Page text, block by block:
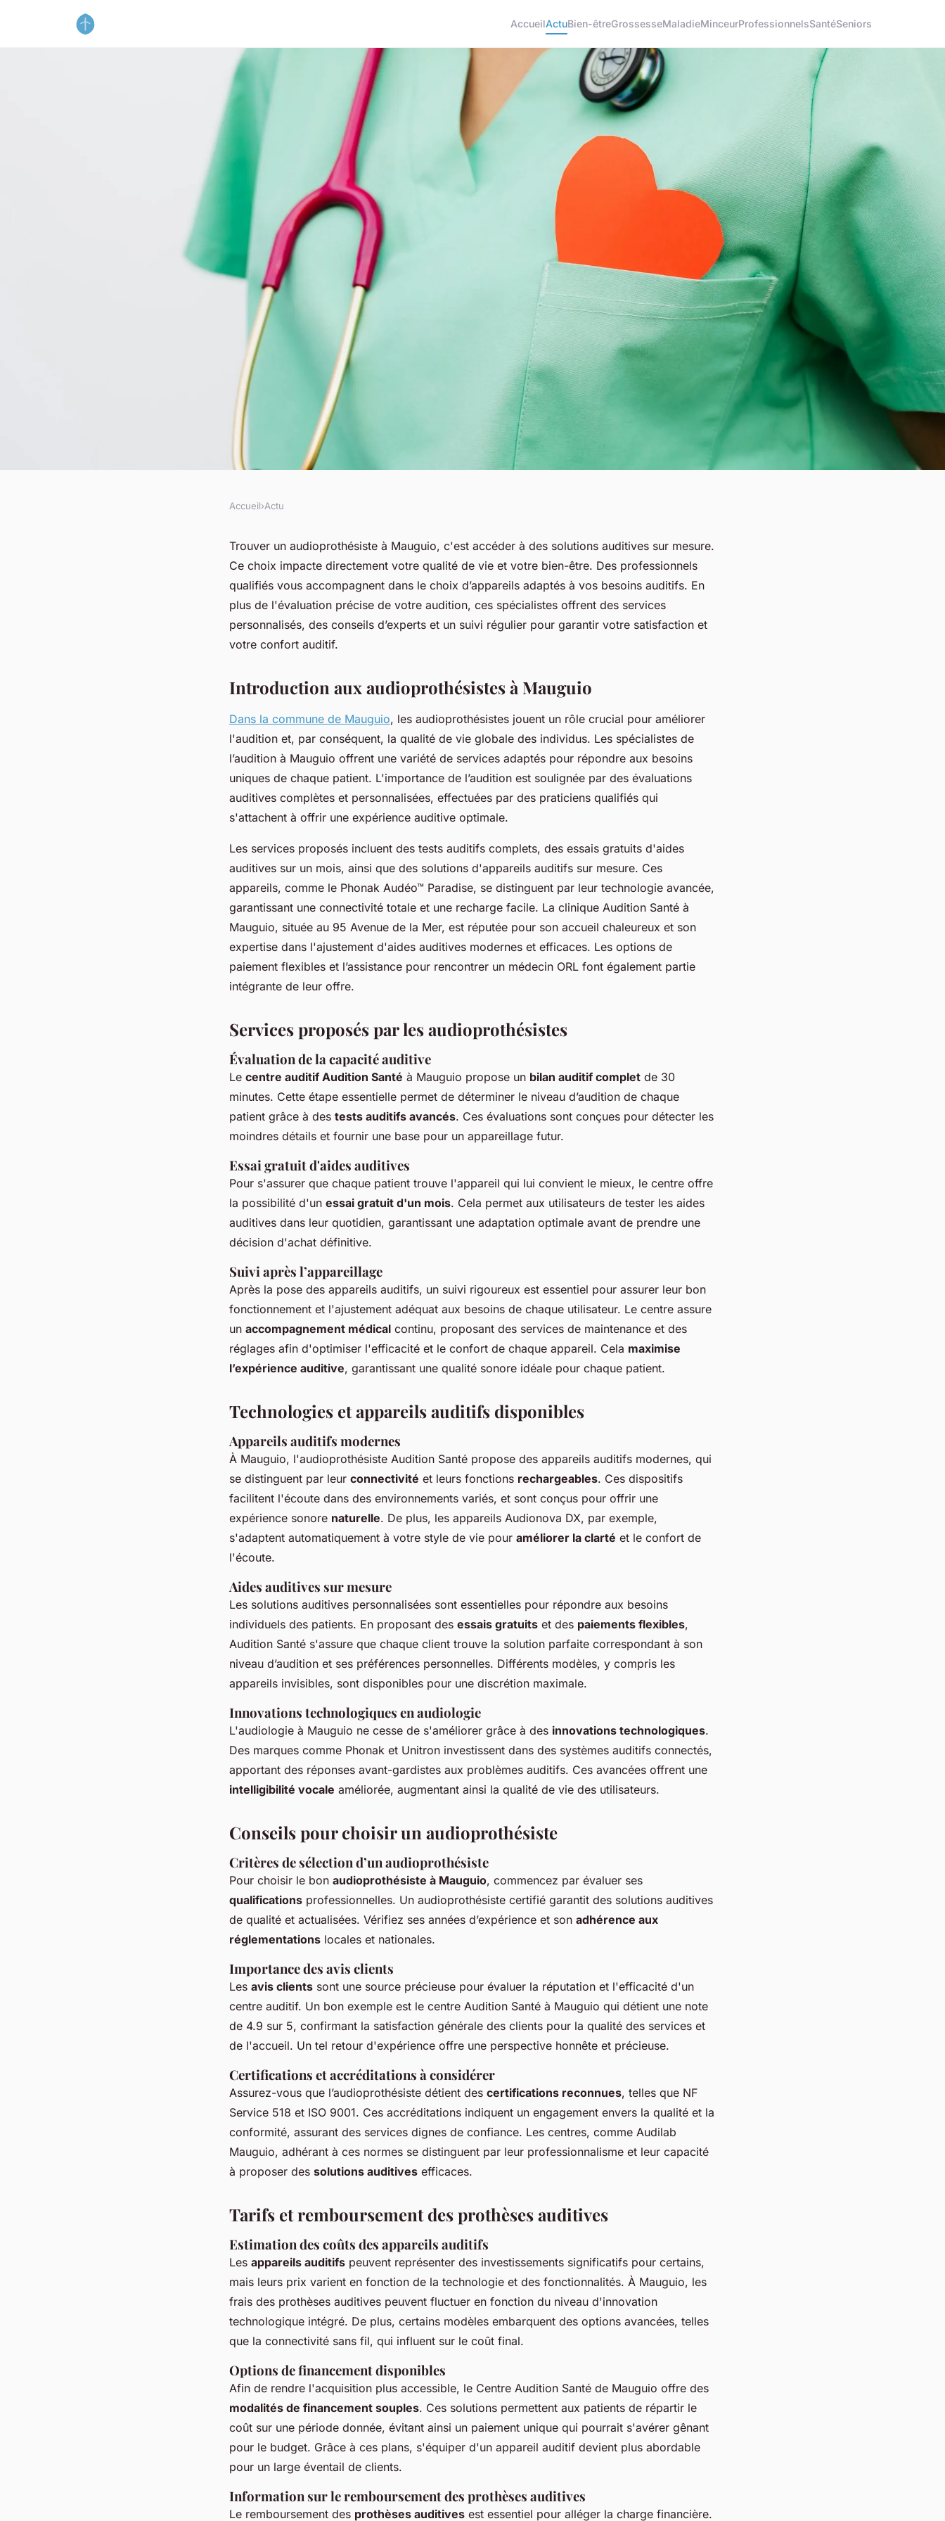
AccueilActuBien-êtreGrossesseMaladieMinceurProfessionnelsSantéSeniors
Audioprothésiste à Mauguio :
solutions auditives sur mesure
Accueil›Actu
Trouver un audioprothésiste à Mauguio, c'est accéder à des solutions auditives sur mesure.
Ce choix impacte directement votre qualité de vie et votre bien-être. Des professionnels
qualifiés vous accompagnent dans le choix d’appareils adaptés à vos besoins auditifs. En
plus de l'évaluation précise de votre audition, ces spécialistes offrent des services
personnalisés, des conseils d’experts et un suivi régulier pour garantir votre satisfaction et
votre confort auditif.
Introduction aux audioprothésistes à Mauguio
Dans la commune de Mauguio, les audioprothésistes jouent un rôle crucial pour améliorer
l'audition et, par conséquent, la qualité de vie globale des individus. Les spécialistes de
l’audition à Mauguio offrent une variété de services adaptés pour répondre aux besoins
uniques de chaque patient. L'importance de l’audition est soulignée par des évaluations
auditives complètes et personnalisées, effectuées par des praticiens qualifiés qui
s'attachent à offrir une expérience auditive optimale.
Les services proposés incluent des tests auditifs complets, des essais gratuits d'aides
auditives sur un mois, ainsi que des solutions d'appareils auditifs sur mesure. Ces
appareils, comme le Phonak Audéo™ Paradise, se distinguent par leur technologie avancée,
garantissant une connectivité totale et une recharge facile. La clinique Audition Santé à
Mauguio, située au 95 Avenue de la Mer, est réputée pour son accueil chaleureux et son
expertise dans l'ajustement d'aides auditives modernes et efficaces. Les options de
paiement flexibles et l’assistance pour rencontrer un médecin ORL font également partie
intégrante de leur offre.
Services proposés par les audioprothésistes
Évaluation de la capacité auditive
Le centre auditif Audition Santé à Mauguio propose un bilan auditif complet de 30
minutes. Cette étape essentielle permet de déterminer le niveau d’audition de chaque
patient grâce à des tests auditifs avancés. Ces évaluations sont conçues pour détecter les
moindres détails et fournir une base pour un appareillage futur.
Essai gratuit d'aides auditives
Pour s'assurer que chaque patient trouve l'appareil qui lui convient le mieux, le centre offre
la possibilité d'un essai gratuit d'un mois. Cela permet aux utilisateurs de tester les aides
auditives dans leur quotidien, garantissant une adaptation optimale avant de prendre une
décision d'achat définitive.
Suivi après l’appareillage
Après la pose des appareils auditifs, un suivi rigoureux est essentiel pour assurer leur bon
fonctionnement et l'ajustement adéquat aux besoins de chaque utilisateur. Le centre assure
un accompagnement médical continu, proposant des services de maintenance et des
réglages afin d'optimiser l'efficacité et le confort de chaque appareil. Cela maximise
l’expérience auditive, garantissant une qualité sonore idéale pour chaque patient.
Technologies et appareils auditifs disponibles
Appareils auditifs modernes
À Mauguio, l'audioprothésiste Audition Santé propose des appareils auditifs modernes, qui
se distinguent par leur connectivité et leurs fonctions rechargeables. Ces dispositifs
facilitent l'écoute dans des environnements variés, et sont conçus pour offrir une
expérience sonore naturelle. De plus, les appareils Audionova DX, par exemple,
s'adaptent automatiquement à votre style de vie pour améliorer la clarté et le confort de
l'écoute.
Aides auditives sur mesure
Les solutions auditives personnalisées sont essentielles pour répondre aux besoins
individuels des patients. En proposant des essais gratuits et des paiements flexibles,
Audition Santé s'assure que chaque client trouve la solution parfaite correspondant à son
niveau d’audition et ses préférences personnelles. Différents modèles, y compris les
appareils invisibles, sont disponibles pour une discrétion maximale.
Innovations technologiques en audiologie
L'audiologie à Mauguio ne cesse de s'améliorer grâce à des innovations technologiques.
Des marques comme Phonak et Unitron investissent dans des systèmes auditifs connectés,
apportant des réponses avant-gardistes aux problèmes auditifs. Ces avancées offrent une
intelligibilité vocale améliorée, augmentant ainsi la qualité de vie des utilisateurs.
Conseils pour choisir un audioprothésiste
Critères de sélection d’un audioprothésiste
Pour choisir le bon audioprothésiste à Mauguio, commencez par évaluer ses
qualifications professionnelles. Un audioprothésiste certifié garantit des solutions auditives
de qualité et actualisées. Vérifiez ses années d’expérience et son adhérence aux
réglementations locales et nationales.
Importance des avis clients
Les avis clients sont une source précieuse pour évaluer la réputation et l'efficacité d'un
centre auditif. Un bon exemple est le centre Audition Santé à Mauguio qui détient une note
de 4.9 sur 5, confirmant la satisfaction générale des clients pour la qualité des services et
de l'accueil. Un tel retour d'expérience offre une perspective honnête et précieuse.
Certifications et accréditations à considérer
Assurez-vous que l’audioprothésiste détient des certifications reconnues, telles que NF
Service 518 et ISO 9001. Ces accréditations indiquent un engagement envers la qualité et la
conformité, assurant des services dignes de confiance. Les centres, comme Audilab
Mauguio, adhérant à ces normes se distinguent par leur professionnalisme et leur capacité
à proposer des solutions auditives efficaces.
Tarifs et remboursement des prothèses auditives
Estimation des coûts des appareils auditifs
Les appareils auditifs peuvent représenter des investissements significatifs pour certains,
mais leurs prix varient en fonction de la technologie et des fonctionnalités. À Mauguio, les
frais des prothèses auditives peuvent fluctuer en fonction du niveau d'innovation
technologique intégré. De plus, certains modèles embarquent des options avancées, telles
que la connectivité sans fil, qui influent sur le coût final.
Options de financement disponibles
Afin de rendre l'acquisition plus accessible, le Centre Audition Santé de Mauguio offre des
modalités de financement souples. Ces solutions permettent aux patients de répartir le
coût sur une période donnée, évitant ainsi un paiement unique qui pourrait s'avérer gênant
pour le budget. Grâce à ces plans, s'équiper d'un appareil auditif devient plus abordable
pour un large éventail de clients.
Information sur le remboursement des prothèses auditives
Le remboursement des prothèses auditives est essentiel pour alléger la charge financière.